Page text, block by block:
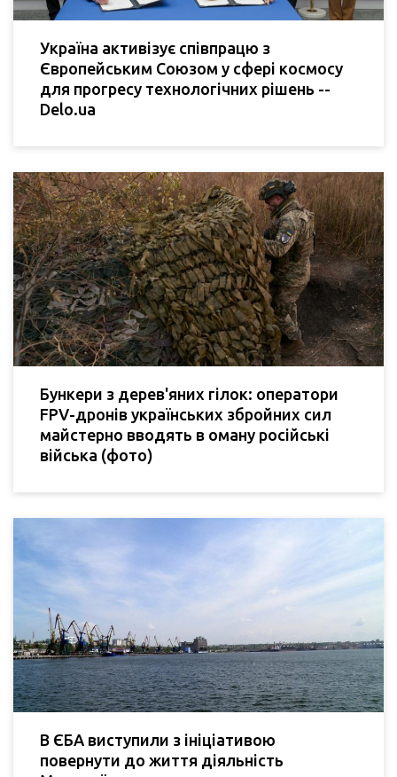
Україна активізує співпрацю з
Європейським Союзом у сфері космосу
для прогресу технологічних рішень --
Delo.ua
Бункери з дерев'яних гілок: оператори
FPV-дронів українських збройних сил
майстерно вводять в оману російські
війська (фото)
В ЄБА виступили з ініціативою
повернути до життя діяльність